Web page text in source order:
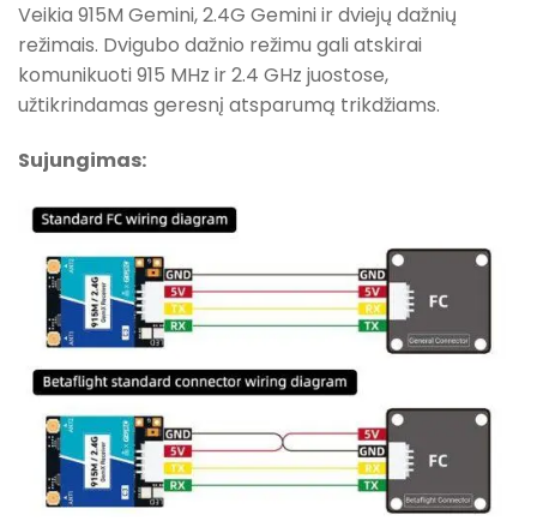
Veikia 915M Gemini, 2.4G Gemini ir dviejų dažnių
režimais. Dvigubo dažnio režimu gali atskirai
komunikuoti 915 MHz ir 2.4 GHz juostose,
užtikrindamas geresnį atsparumą trikdžiams.
Sujungimas: